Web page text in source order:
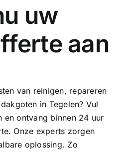
uw
aan
van reinigen, repareren
in Tegelen? Vul
ontvang binnen 24 uur
Onze experts zorgen
oplossing. Zo